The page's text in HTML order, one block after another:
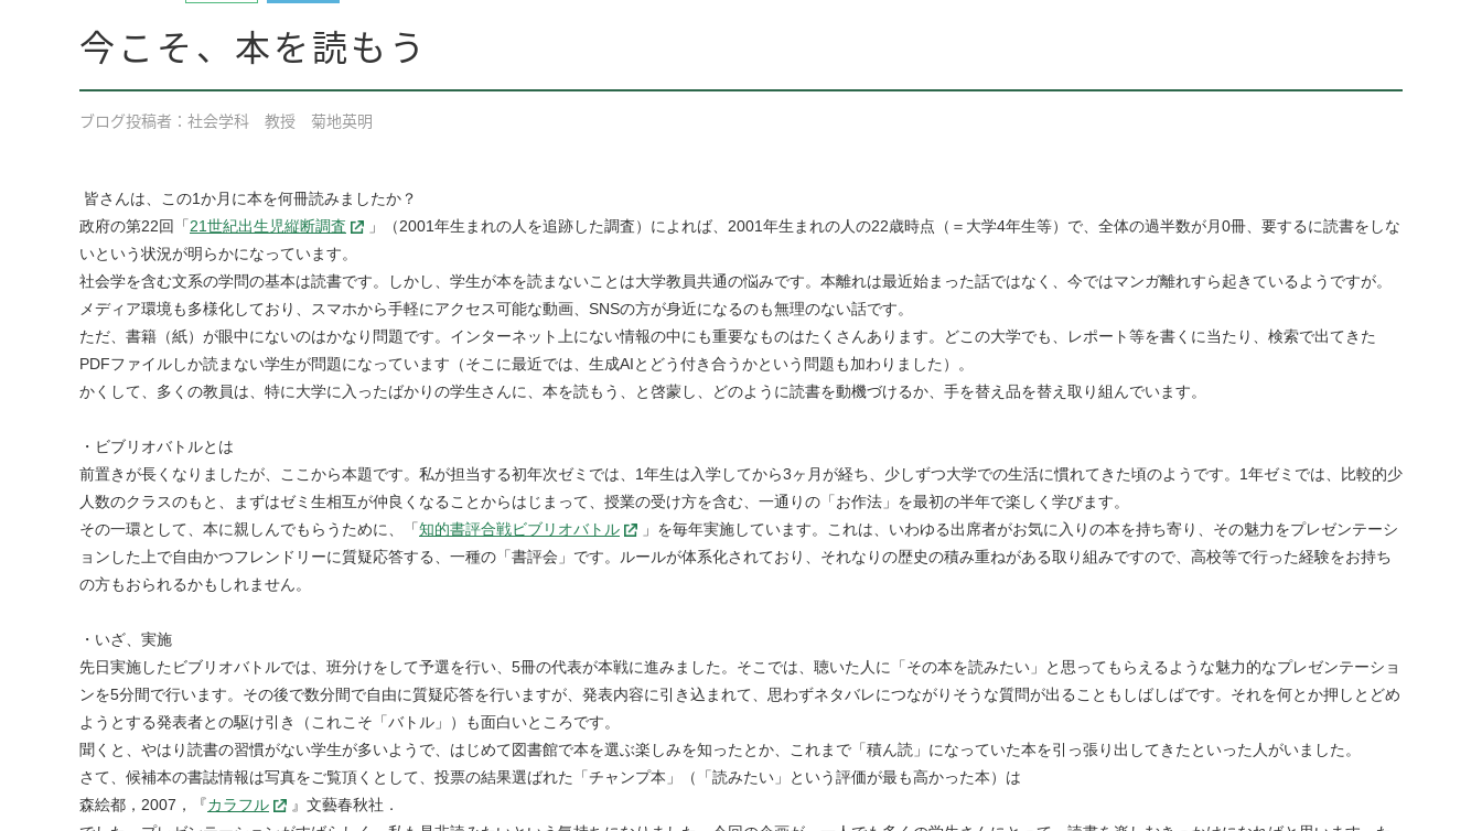
今こそ、本を読もう
ブログ投稿者：社会学科 教授 菊地英明
皆さんは、この1か月に本を何冊読みましたか？
政府の第22回「21世紀出生児縦断調査
」（2001年生まれの人を追跡した調査）によれば、2001年生まれの人の22歳時点（＝大学4年生等）で、全体の過半数が月0冊、要するに読書をしな
いという状況が明らかになっています。
社会学を含む文系の学問の基本は読書です。しかし、学生が本を読まないことは大学教員共通の悩みです。本離れは最近始まった話ではなく、今ではマンガ離れすら起きているようですが。
メディア環境も多様化しており、スマホから手軽にアクセス可能な動画、SNSの方が身近になるのも無理のない話です。
ただ、書籍（紙）が眼中にないのはかなり問題です。インターネット上にない情報の中にも重要なものはたくさんあります。どこの大学でも、レポート等を書くに当たり、検索で出てきた
PDFファイルしか読まない学生が問題になっています（そこに最近では、生成AIとどう付き合うかという問題も加わりました）。
かくして、多くの教員は、特に大学に入ったばかりの学生さんに、本を読もう、と啓蒙し、どのように読書を動機づけるか、手を替え品を替え取り組んでいます。
・ビブリオバトルとは
前置きが長くなりましたが、ここから本題です。私が担当する初年次ゼミでは、1年生は入学してから3ヶ月が経ち、少しずつ大学での生活に慣れてきた頃のようです。1年ゼミでは、比較的少
人数のクラスのもと、まずはゼミ生相互が仲良くなることからはじまって、授業の受け方を含む、一通りの「お作法」を最初の半年で楽しく学びます。
その一環として、本に親しんでもらうために、「知的書評合戦ビブリオバトル
」を毎年実施しています。これは、いわゆる出席者がお気に入りの本を持ち寄り、その魅力をプレゼンテーシ
ョンした上で自由かつフレンドリーに質疑応答する、一種の「書評会」です。ルールが体系化されており、それなりの歴史の積み重ねがある取り組みですので、高校等で行った経験をお持ち
の方もおられるかもしれません。
・いざ、実施
先日実施したビブリオバトルでは、班分けをして予選を行い、5冊の代表が本戦に進みました。そこでは、聴いた人に「その本を読みたい」と思ってもらえるような魅力的なプレゼンテーショ
ンを5分間で行います。その後で数分間で自由に質疑応答を行いますが、発表内容に引き込まれて、思わずネタバレにつながりそうな質問が出ることもしばしばです。それを何とか押しとどめ
ようとする発表者との駆け引き（これこそ「バトル」）も面白いところです。
聞くと、やはり読書の習慣がない学生が多いようで、はじめて図書館で本を選ぶ楽しみを知ったとか、これまで「積ん読」になっていた本を引っ張り出してきたといった人がいました。
さて、候補本の書誌情報は写真をご覧頂くとして、投票の結果選ばれた「チャンプ本」（「読みたい」という評価が最も高かった本）は
森絵都，2007，『カラフル
』文藝春秋社．